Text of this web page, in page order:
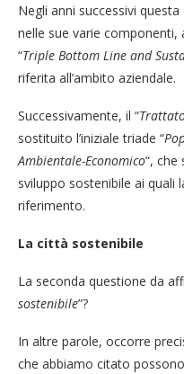
Negli anni successivi
nelle sue varie
“Triple Bottom Line and
riferita all’ambito aziendale.
Successivamente, il “
sostituito l’iniziale triade “
Ambientale-Economico“,
sviluppo sostenibile ai quali
riferimento.
La città sostenibile
La seconda questione da
sostenibile”?
In altre parole, occorre
che abbiamo citato